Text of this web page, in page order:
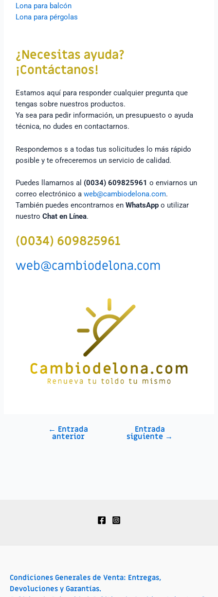
Lona para balcón
Lona para pérgolas
¿Necesitas ayuda?
¡Contáctanos!
Estamos aquí para responder cualquier pregunta que
tengas sobre nuestros productos.
Ya sea para pedir información, un presupuesto o ayuda
técnica, no dudes en contactarnos.
Respondemos s a todas tus solicitudes lo más rápido
posible y te ofreceremos un servicio de calidad.
Puedes llamarnos al (0034) 609825961 o enviarnos un
correo electrónico aweb@cambiodelona.com.
También puedes encontrarnos enWhatsAppo utilizar
nuestroChat en Línea.
(0034) 609825961
web@cambiodelona.com
← Entrada
anterior
Entrada
siguiente →
Condiciones Generales de Venta: Entregas,
Devoluciones y Garantías.